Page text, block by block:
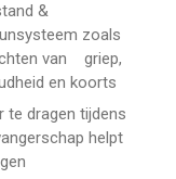
&
zoals
van griep,
en koorts
te dragen tijdens
helpt